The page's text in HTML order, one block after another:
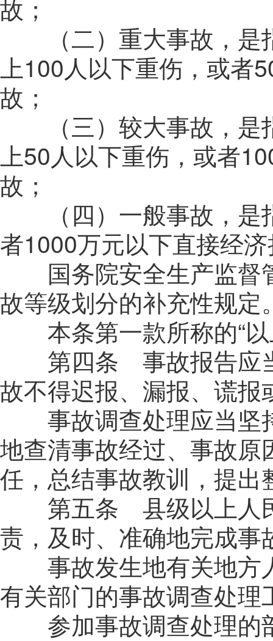
故；
（二）重大事故，是
上100人以下重伤，或者
故；
（三）较大事故，是
上50人以下重伤，或者
故；
（四）一般事故，是
者1000万元以下直接经
国务院安全生产监督
故等级划分的补充性规定
本条第一款所称的“以
第四条 事故报告应当
故不得迟报、漏报、谎报
事故调查处理应当坚
地查清事故经过、事故
任，总结事故教训，提
第五条 县级以上人民
责，及时、准确地完成事
事故发生地有关地方
有关部门的事故调查处
参加事故调查处理的